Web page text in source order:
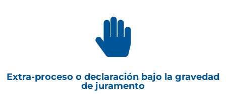

Extra-proceso o declaración bajo la gravedad
de juramento